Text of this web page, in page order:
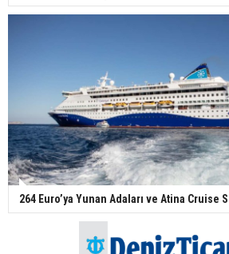
264 Euro’ya Yunan Adaları ve Atina Cruise